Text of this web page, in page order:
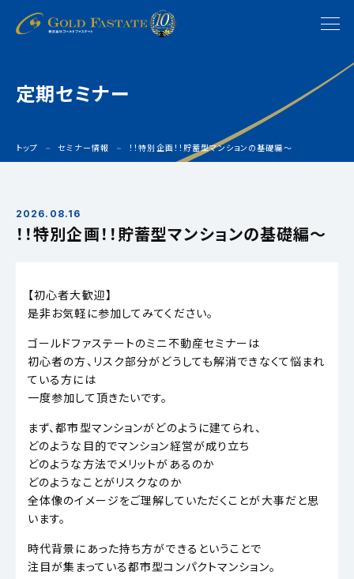
定期セミナー
トップ セミナー情報 ！！特別企画！！貯蓄型マンションの基礎編〜
2026.08.16
！！特別企画！！貯蓄型マンションの基礎編〜
【初心者大歓迎】
是非お気軽に参加してみてください。
ゴールドファステートのミニ不動産セミナーは
初心者の方、リスク部分がどうしても解消できなくて悩まれ
ている方には
一度参加して頂きたいです。
まず、都市型マンションがどのように建てられ、
どのような目的でマンション経営が成り立ち
どのような方法でメリットがあるのか
どのようなことがリスクなのか
全体像のイメージをご理解していただくことが大事だと思
います。
時代背景にあった持ち方ができるということで
注目が集まっている都市型コンパクトマンション。